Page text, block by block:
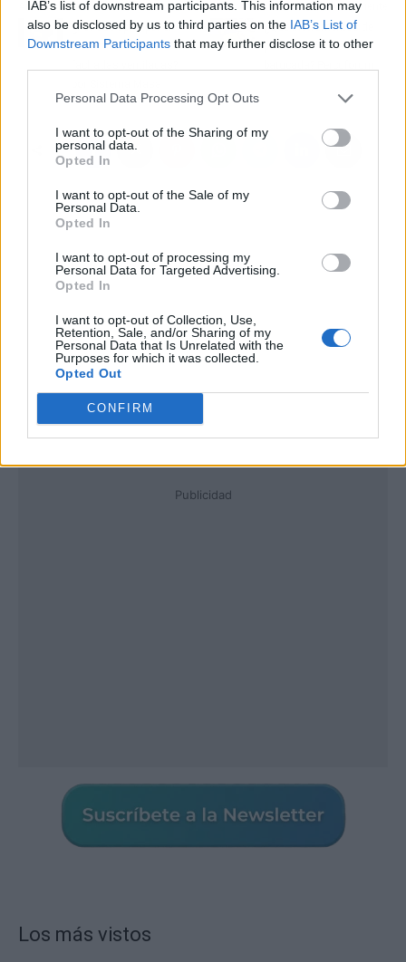
IAB’s list of downstream participants. This information may
also be disclosed by us to third parties on the IAB’s List of
Downstream Participants that may further disclose it to other
Personal Data Processing Opt Outs
I want to opt-out of the Sharing of my
personal data.
Opted In
I want to opt-out of the Sale of my
Personal Data.
Opted In
I want to opt-out of processing my
Personal Data for Targeted Advertising.
Opted In
I want to opt-out of Collection, Use,
Retention, Sale, and/or Sharing of my
Personal Data that Is Unrelated with the
Purposes for which it was collected.
Opted Out
CONFIRM
Artículo anterior
¿Por qué optar por el
aislamiento térmico en
Artículo siguiente
¿Qué instrumentos de
percusión forman una
Publicidad
Los más vistos